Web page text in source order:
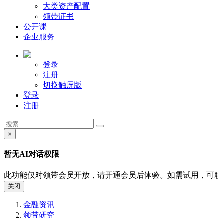
大类资产配置
领带证书
公开课
企业服务
登录
注册
切换触屏版
登录
注册
×
暂无AI对话权限
此功能仅对领带会员开放，请开通会员后体验。如需试用，可
关闭
金融资讯
领带研究